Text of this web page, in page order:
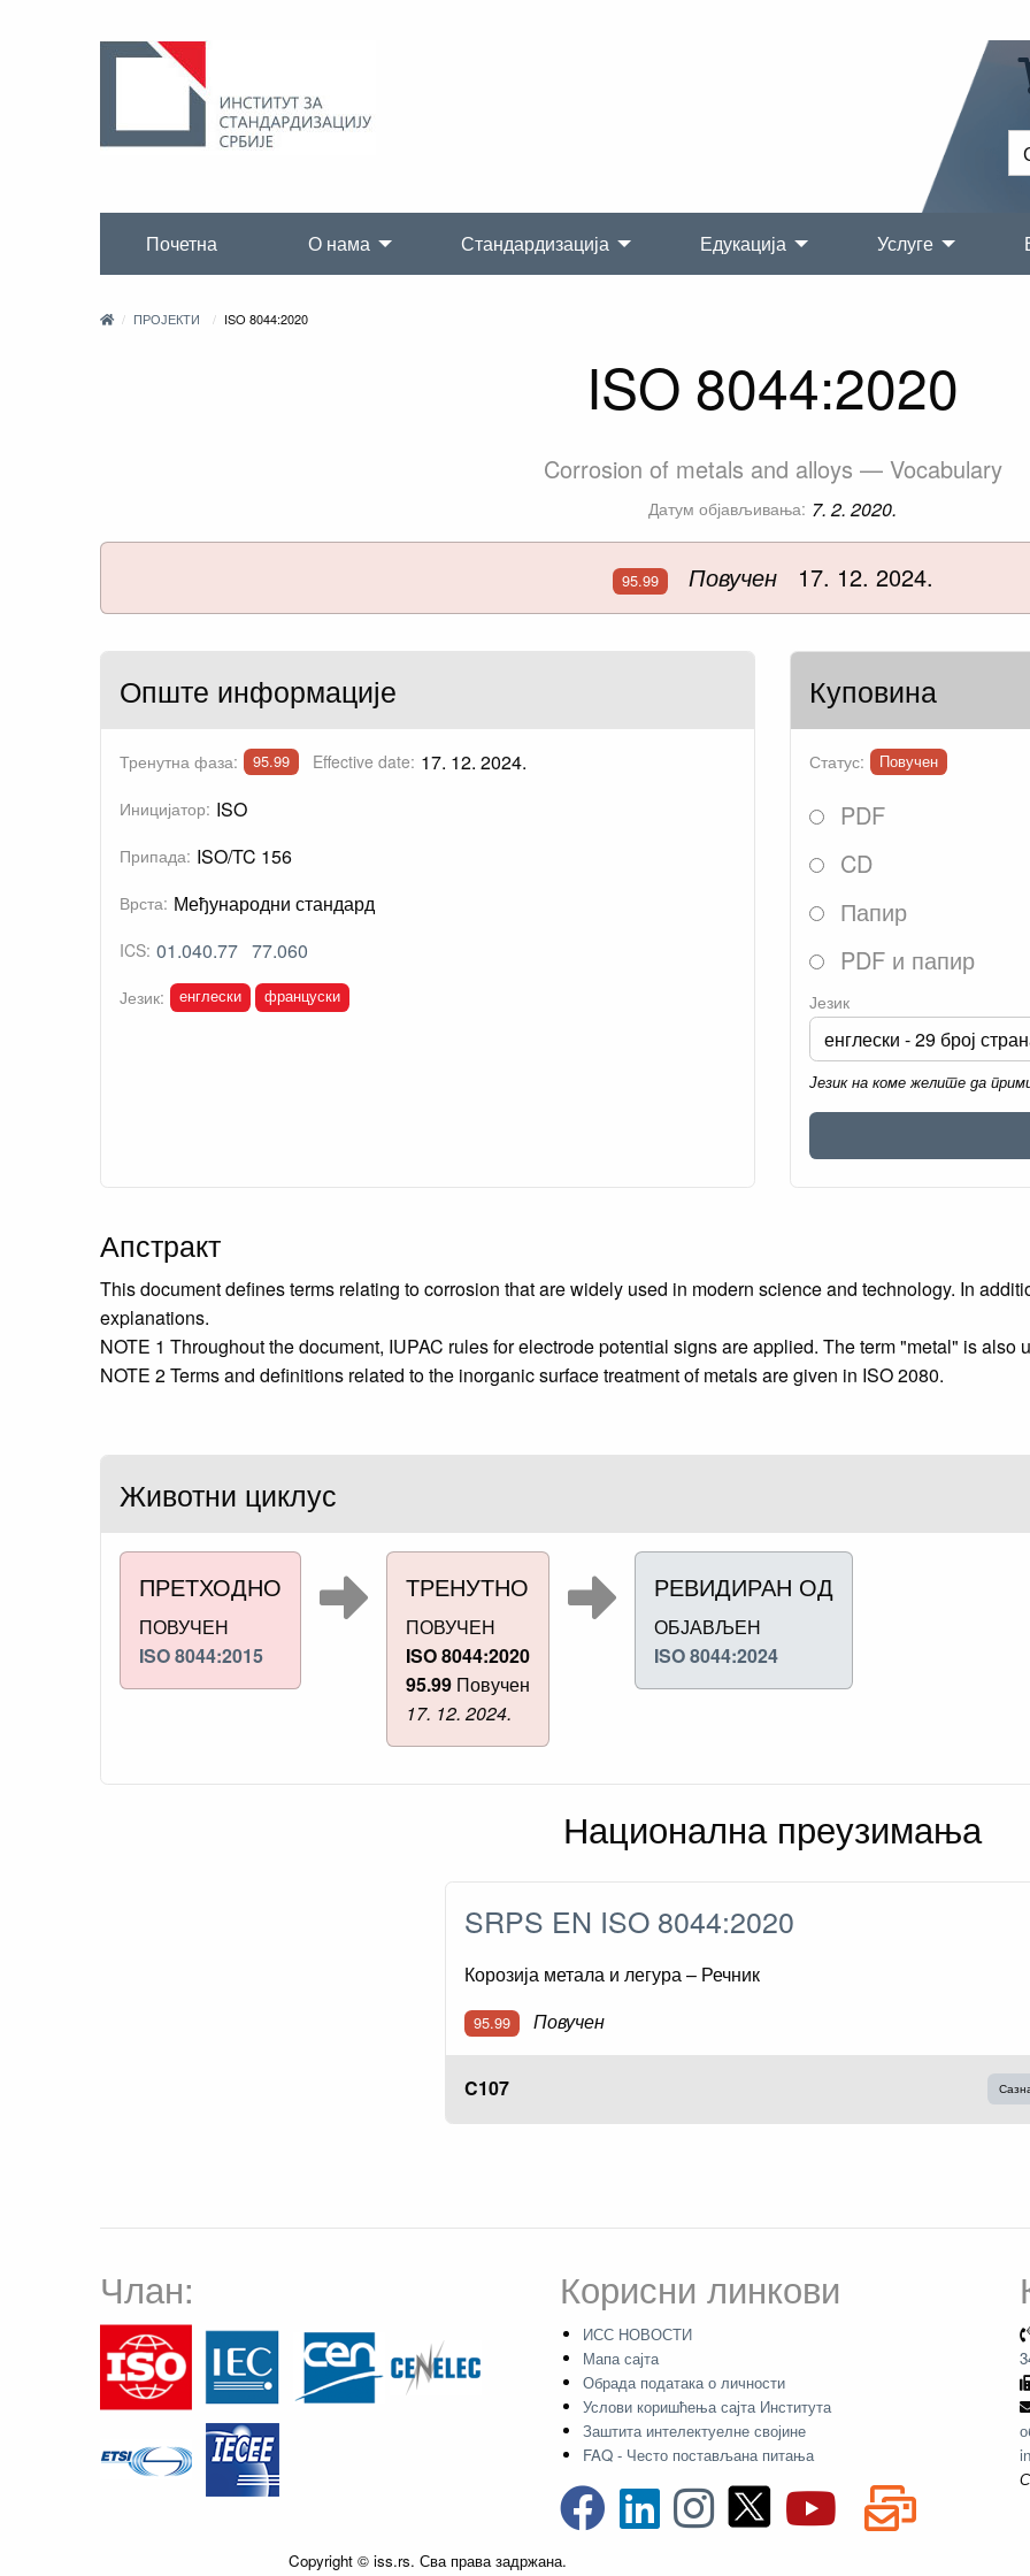
Почетна О нама Стандардизација Едукација Услуге
ПРОЈЕКТИ ISO 8044:2020
ISO 8044:2020
Corrosion of metals and alloys — Vocabulary
Датум објављивања: 7. 2. 2020.
95.99 Повучен17. 12. 2024.
Опште информације
Тренутна фаза: 95.99 Effective date: 17. 12. 2024.
Иницијатор: ISO
Припада: ISO/TC 156
Врста: Међународни стандард
ICS: 01.040.77 77.060
Језик: енглески француски
Куповина
Статус: Повучен
PDF
CD
Папир
PDF и папир
Језик
Језик на коме желите да
Апстракт
This document defines terms relating to corrosion that are widely used in modern science and technology. In
explanations.
NOTE 1 Throughout the document, IUPAC rules for electrode potential signs are applied. The term "metal" is
NOTE 2 Terms and definitions related to the inorganic surface treatment of metals are given in ISO 2080.
Животни циклус
ПРЕТХОДНО
ПОВУЧЕН
ISO 8044:2015
ТРЕНУТНО
ПОВУЧЕН
ISO 8044:2020
95.99 Повучен
17. 12. 2024.
РЕВИДИРАН ОД
ОБЈАВЉЕН
ISO 8044:2024
Национална преузимања
SRPS EN ISO 8044:2020
Корозија метала и легура – Речник
95.99 Повучен
C107
Члан: Корисни линкови
ИСС НОВОСТИ
Мапа сајта
Обрада података о личности
Услови коришћења сајта Института
Заштита интелектуелне својине
FAQ - Често постављана питања
Copyright © iss.rs. Сва права задржана.